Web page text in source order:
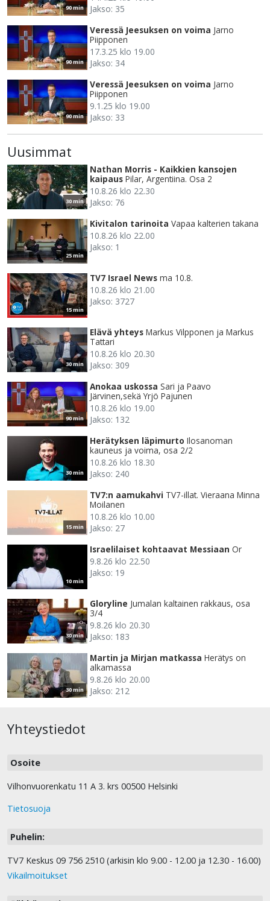
90 min
Jakso: 35
90 min
Veressä Jeesuksen on voima Jarno
Piipponen
17.3.25 klo 19.00
Jakso: 34
90 min
Veressä Jeesuksen on voima Jarno
Piipponen
9.1.25 klo 19.00
Jakso: 33
Uusimmat
30 min
Nathan Morris - Kaikkien kansojen
kaipaus Pilar, Argentiina. Osa 2
10.8.26 klo 22.30
Jakso: 76
25 min
Kivitalon tarinoita Vapaa kalterien takana
10.8.26 klo 22.00
Jakso: 1
15 min
TV7 Israel News ma 10.8.
10.8.26 klo 21.00
Jakso: 3727
30 min
Elävä yhteys Markus Vilpponen ja Markus
Tattari
10.8.26 klo 20.30
Jakso: 309
90 min
Anokaa uskossa Sari ja Paavo
Järvinen,sekä Yrjö Pajunen
10.8.26 klo 19.00
Jakso: 132
30 min
Herätyksen läpimurto Ilosanoman
kauneus ja voima, osa 2/2
10.8.26 klo 18.30
Jakso: 240
15 min
TV7:n aamukahvi TV7-illat. Vieraana Minna
Moilanen
10.8.26 klo 10.00
Jakso: 27
10 min
Israelilaiset kohtaavat Messiaan Or
9.8.26 klo 22.50
Jakso: 19
30 min
Gloryline Jumalan kaltainen rakkaus, osa
3/4
9.8.26 klo 20.30
Jakso: 183
30 min
Martin ja Mirjan matkassa Herätys on
alkamassa
9.8.26 klo 20.00
Jakso: 212
Yhteystiedot
Osoite
Vilhonvuorenkatu 11 A 3. krs 00500 Helsinki
Tietosuoja
Puhelin:
TV7 Keskus 09 756 2510 (arkisin klo 9.00 - 12.00 ja 12.30 - 16.00)
Vikailmoitukset